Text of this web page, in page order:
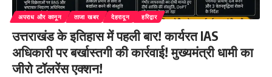
अपराध और कानून ताजा खबर देहरादून हरिद्वार
उत्तराखंड के इतिहास में पहली बार! कार्यरत IAS
अधिकारी पर बर्खास्तगी की कार्रवाई! मुख्यमंत्री धामी का
जीरो टॉलरेंस एक्शन!